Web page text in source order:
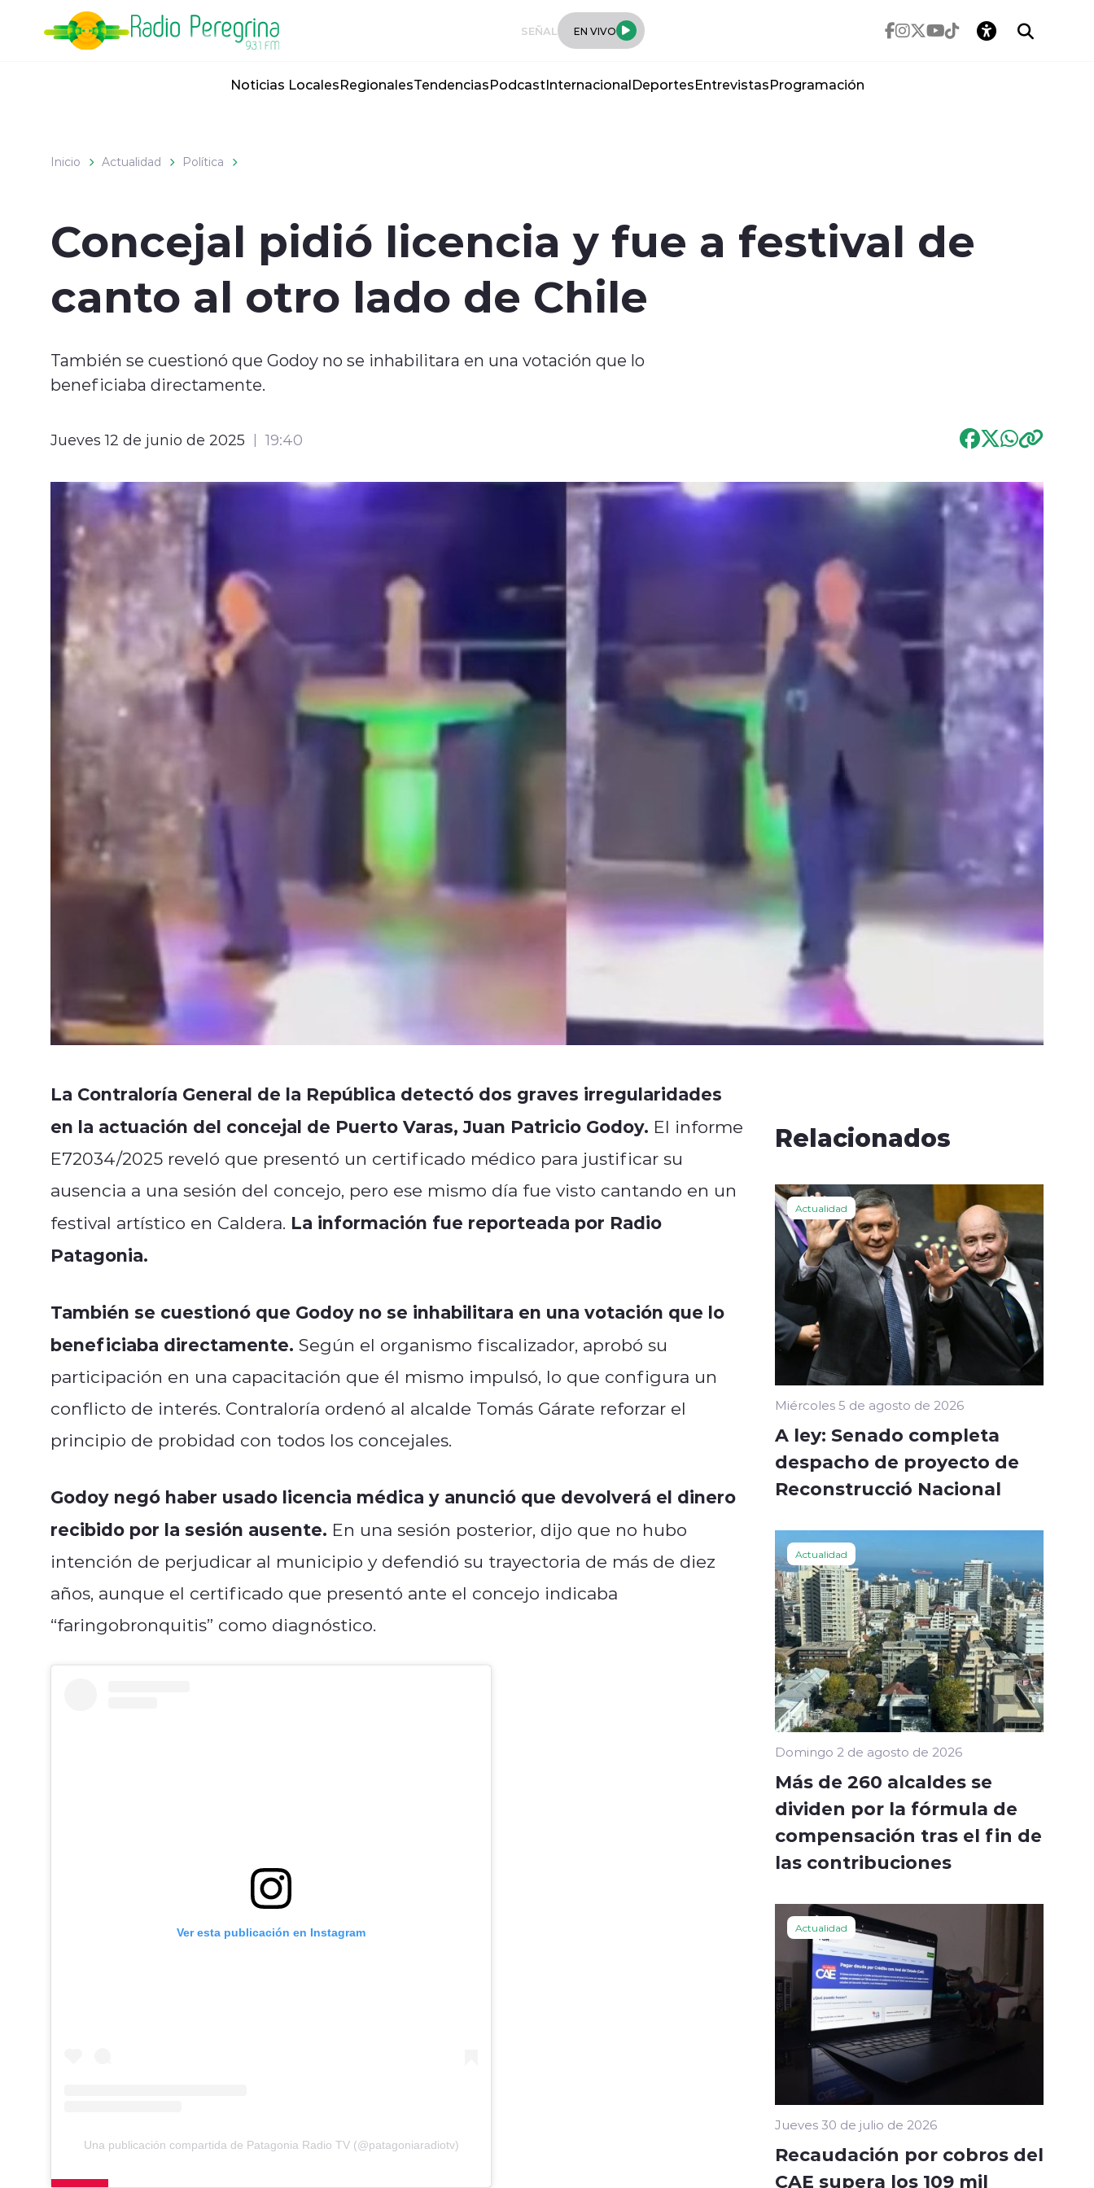
SEÑAL EN VIVO
Noticias LocalesRegionalesTendenciasPodcastInternacionalDeportesEntrevistasProgramación
Inicio Actualidad Política
Concejal pidió licencia y fue a festival de
canto al otro lado de Chile
También se cuestionó que Godoy no se inhabilitara en una votación que lo
beneficiaba directamente.
Jueves 12 de junio de 2025 19:40
La Contraloría General de la República detectó dos graves irregularidades
en la actuación del concejal de Puerto Varas, Juan Patricio Godoy. El informe
E72034/2025 reveló que presentó un certificado médico para justificar su
ausencia a una sesión del concejo, pero ese mismo día fue visto cantando en un
festival artístico en Caldera. La información fue reporteada por Radio
Patagonia.
También se cuestionó que Godoy no se inhabilitara en una votación que lo
beneficiaba directamente. Según el organismo fiscalizador, aprobó su
participación en una capacitación que él mismo impulsó, lo que configura un
conflicto de interés. Contraloría ordenó al alcalde Tomás Gárate reforzar el
principio de probidad con todos los concejales.
Godoy negó haber usado licencia médica y anunció que devolverá el dinero
recibido por la sesión ausente. En una sesión posterior, dijo que no hubo
intención de perjudicar al municipio y defendió su trayectoria de más de diez
años, aunque el certificado que presentó ante el concejo indicaba
“faringobronquitis” como diagnóstico.
Ver esta publicación en Instagram
Una publicación compartida de Patagonia Radio TV (@patagoniaradiotv)
Relacionados
Actualidad
Miércoles 5 de agosto de 2026
A ley: Senado completa
despacho de proyecto de
Reconstrucció Nacional
Actualidad
Domingo 2 de agosto de 2026
Más de 260 alcaldes se
dividen por la fórmula de
compensación tras el fin de
las contribuciones
Actualidad
Jueves 30 de julio de 2026
Recaudación por cobros del
CAE supera los 109 mil